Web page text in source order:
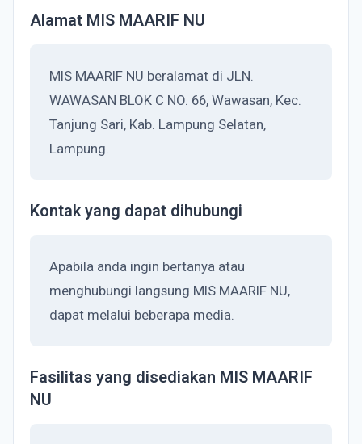
Alamat MIS MAARIF NU
MIS MAARIF NU beralamat di JLN.
WAWASAN BLOK C NO. 66, Wawasan, Kec.
Tanjung Sari, Kab. Lampung Selatan,
Lampung.
Kontak yang dapat dihubungi
Apabila anda ingin bertanya atau
menghubungi langsung MIS MAARIF NU,
dapat melalui beberapa media.
Fasilitas yang disediakan MIS MAARIF
NU